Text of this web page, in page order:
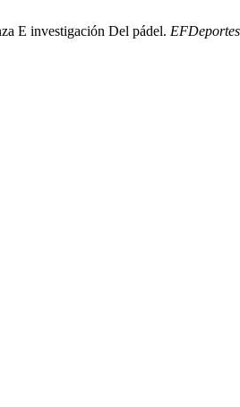
E investigación Del pádel. EFDeportes